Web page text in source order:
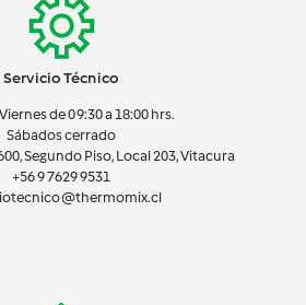
Servicio Técnico
de 09:30 a 18:00 hrs.
Sábados cerrado
Segundo Piso, Local 203, Vitacura
+56 9 7629 9531